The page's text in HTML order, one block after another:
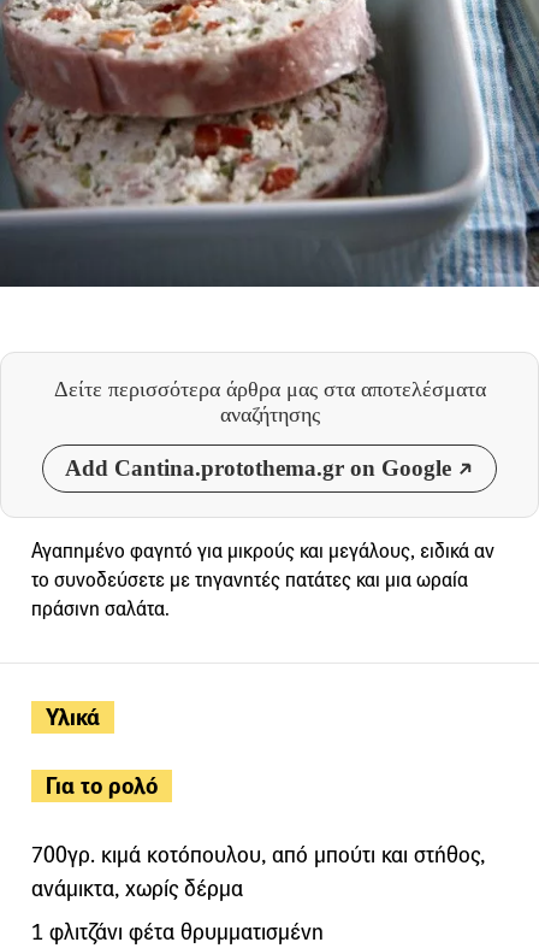
Δείτε περισσότερα άρθρα μας στα αποτελέσματα
αναζήτησης
Add Cantina.protothema.gr on Google
Υλικά
Για το ρολό
700γρ. κιμά κοτόπουλου, από μπούτι και στήθος,
ανάμικτα, χωρίς δέρμα
1 φλιτζάνι φέτα θρυμματισμένη
Αγαπημένο φαγητό για μικρούς και μεγάλους, ειδικά αν
το συνοδεύσετε με τηγανητές πατάτες και μια ωραία
πράσινη σαλάτα.